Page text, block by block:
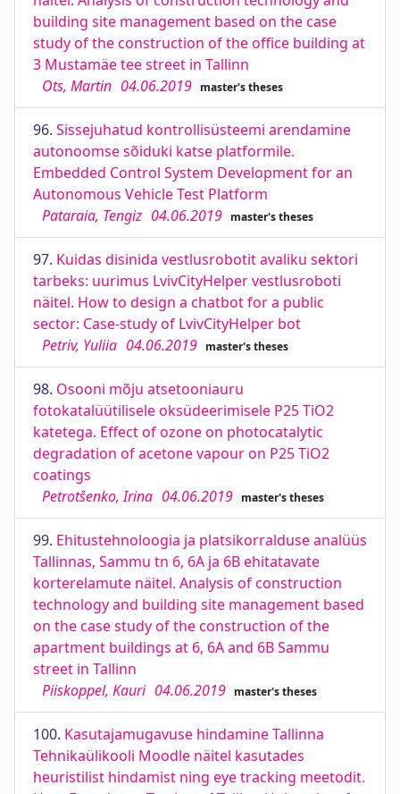
building site management based on the case
study of the construction of the office building at
3 Mustamäe tee street in Tallinn
Ots, Martin 04.06.2019 master's theses
96. Sissejuhatud kontrollisüsteemi arendamine
autonoomse sõiduki katse platformile.
Embedded Control System Development for an
Autonomous Vehicle Test Platform
Pataraia, Tengiz 04.06.2019 master's theses
97. Kuidas disinida vestlusrobotit avaliku sektori
tarbeks: uurimus LvivCityHelper vestlusroboti
näitel. How to design a chatbot for a public
sector: Case-study of LvivCityHelper bot
Petriv, Yuliia 04.06.2019 master's theses
98. Osooni mõju atsetooniauru
fotokatalüütilisele oksüdeerimisele P25 TiO2
katetega. Effect of ozone on photocatalytic
degradation of acetone vapour on P25 TiO2
coatings
Petrotšenko, Irina 04.06.2019 master's theses
99. Ehitustehnoloogia ja platsikorralduse analüüs
Tallinnas, Sammu tn 6, 6A ja 6B ehitatavate
korterelamute näitel. Analysis of construction
technology and building site management based
on the case study of the construction of the
apartment buildings at 6, 6A and 6B Sammu
street in Tallinn
Piiskoppel, Kauri 04.06.2019 master's theses
100. Kasutajamugavuse hindamine Tallinna
Tehnikaülikooli Moodle näitel kasutades
heuristilist hindamist ning eye tracking meetodit.